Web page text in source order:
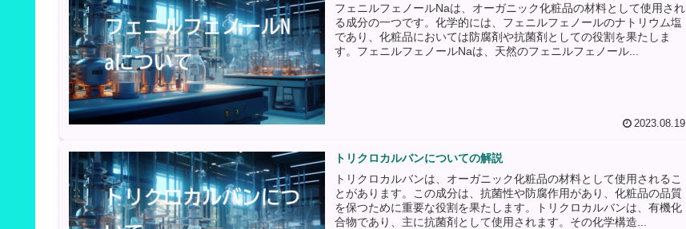
フェニルフェノールNaは、オーガニック化粧品の材料として使用され
る成分の一つです。化学的には、フェニルフェノールのナトリウム塩
であり、化粧品においては防腐剤や抗菌剤としての役割を果たしま
す。フェニルフェノールNaは、天然のフェニルフェノール...
2023.08.19
トリクロカルバンについての解説
トリクロカルバンは、オーガニック化粧品の材料として使用されるこ
とがあります。この成分は、抗菌性や防腐作用があり、化粧品の品質
を保つために重要な役割を果たします。トリクロカルバンは、有機化
合物であり、主に抗菌剤として使用されます。その化学構造...